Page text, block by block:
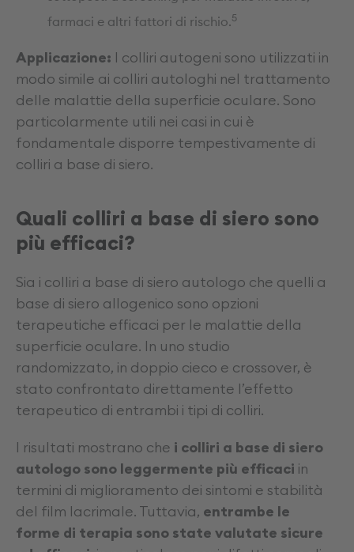
farmaci e altri fattori di rischio.5
Applicazione: I colliri autogeni sono utilizzati in
modo simile ai colliri autologhi nel trattamento
delle malattie della superficie oculare. Sono
particolarmente utili nei casi in cui è
fondamentale disporre tempestivamente di
colliri a base di siero.
Quali colliri a base di siero sono
più efficaci?
Sia i colliri a base di siero autologo che quelli a
base di siero allogenico sono opzioni
terapeutiche efficaci per le malattie della
superficie oculare. In uno studio
randomizzato, in doppio cieco e crossover, è
stato confrontato direttamente l’effetto
terapeutico di entrambi i tipi di colliri.
I risultati mostrano che i colliri a base di siero
autologo sono leggermente più efficaci in
termini di miglioramento dei sintomi e stabilità
del film lacrimale. Tuttavia, entrambe le
forme di terapia sono state valutate sicure